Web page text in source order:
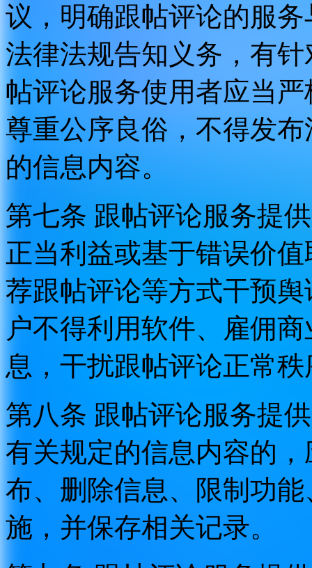
议，明确跟帖评论的服
法律法规告知义务，有
帖评论服务使用者应当
尊重公序良俗，不得发
的信息内容。
第七条 跟帖评论服务提
正当利益或基于错误价
荐跟帖评论等方式干预
户不得利用软件、雇佣
息，干扰跟帖评论正常
第八条 跟帖评论服务提
有关规定的信息内容的
布、删除信息、限制功
施，并保存相关记录。